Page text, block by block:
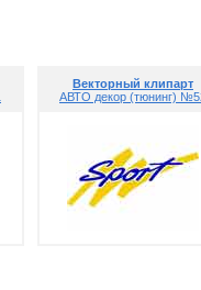
Векторный клипарт
АВТО декор (тюнинг)